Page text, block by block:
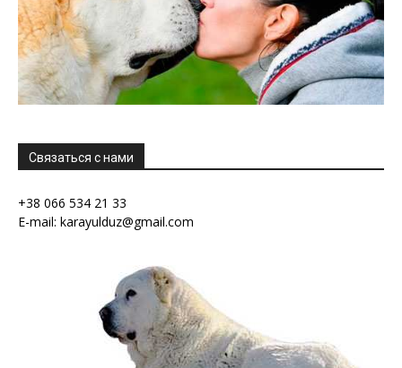
Связаться с нами
+38 066 534 21 33
E-mail: karayulduz@gmail.com